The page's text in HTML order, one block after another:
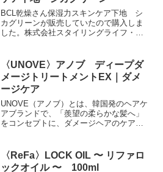
BCL乾燥さん保湿力スキンケア下地 シ
カグリーンが販売していたので購入しま
した。株式会社スタイリングライフ・ホ
のあり有名な “ saborino ”
〈UNOVE〉アノブ ディープダ
メージトリートメントEX｜ダメ
ージケア
UNOVE（アノブ）とは、韓国発のヘアケ
アブランドで、「羨望の柔らかな髪へ」
をコンセプトに、ダメージヘアのケアに
ーブヤング、ヘアケア部門で２年連続
（2022年・2023年）1位を受賞した大人
〈ReFa〉LOCK OIL 〜 リファロ
ックオイル 〜 100ml